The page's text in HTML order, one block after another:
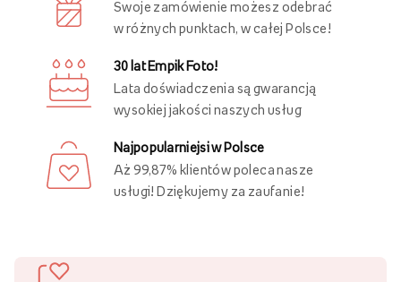
Swoje zamówienie możesz odebrać
w różnych punktach, w całej Polsce!
30 lat Empik Foto!
Lata doświadczenia są gwarancją
wysokiej jakości naszych usług
Najpopularniejsi w Polsce
Aż 99,87% klientów poleca nasze
usługi! Dziękujemy za zaufanie!